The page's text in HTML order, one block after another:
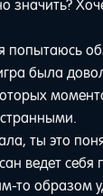
значить?
попытаюсь
была
ты это
ведет себя
то образом